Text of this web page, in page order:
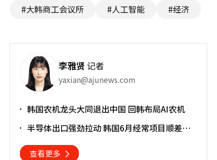
#大韩商工会议所 #人工智能 #经济
李雅贤记者
yaxian@ajunews.com
韩国农机龙头大同退出中国 回韩布局AI农机
半导体出口强劲拉动 韩国6月经常项目顺差
查看更多